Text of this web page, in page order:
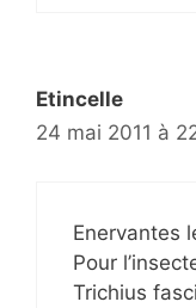
Etincelle
24 mai 2011 à
Enervantes
Pour
Trichius